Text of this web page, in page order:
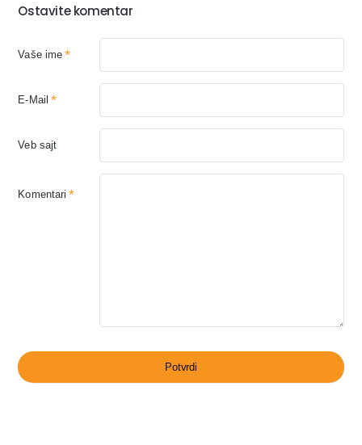
Ostavite komentar
Vaše ime
E-Mail
Veb sajt
Komentari
Potvrdi